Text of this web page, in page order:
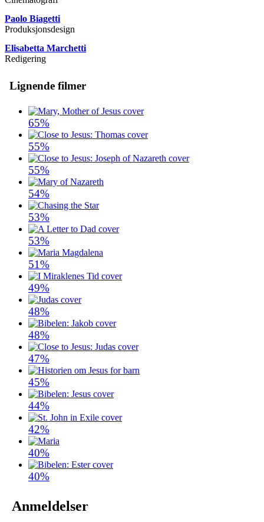
Paolo Biagetti
Produksjonsdesign
Elisabetta Marchetti
Redigering
Lignende filmer
65%
55%
55%
54%
53%
53%
51%
49%
48%
48%
47%
45%
44%
42%
40%
40%
Anmeldelser